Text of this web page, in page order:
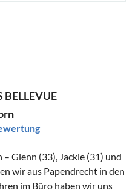
Glenn (33), Jackie (31) und
wir aus Papendrecht in den
im Büro haben wir uns